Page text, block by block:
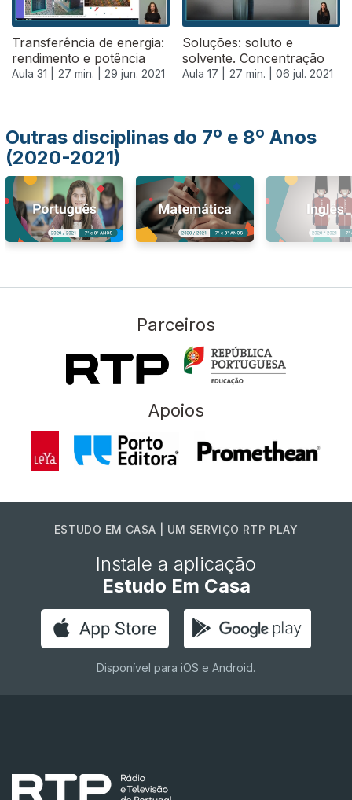
Transferência de energia:
rendimento e potência
Aula 31 | 27 min. | 29 jun. 2021
Soluções: soluto e
solvente. Concentração
Aula 17 | 27 min. | 06 jul. 2021
Outras disciplinas do 7º e 8º Anos
(2020-2021)
Parceiros
Apoios
ESTUDO EM CASA | UM SERVIÇO RTP PLAY
Instale a aplicação
Estudo Em Casa
Disponível para iOS e Android.